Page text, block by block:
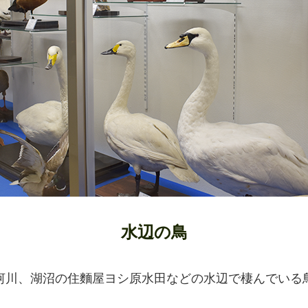
水辺の鳥
川、湖沼の住麵屋ヨシ原水田などの水辺で棲んでいる